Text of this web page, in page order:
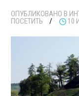
ОПУБЛИКОВАНО В
ПОСЕТИТЬ
/ 10